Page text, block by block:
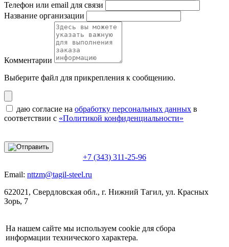
Телефон или email для связи
Название организации
Комментарии
Выберите файл для прикрепления к сообщению.
даю согласие на обработку персональных данных в
соответствии с «Политикой конфиденциальности»
+7 (343) 311-25-96
Email: nttzm@tagil-steel.ru
622021, Свердловская обл., г. Нижний Тагил, ул. Красных
Зорь, 7
На нашем сайте мы используем cookie для сбора
информации технического характера.